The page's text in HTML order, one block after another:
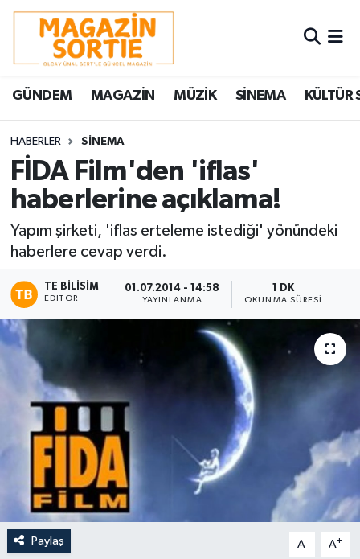
GÜNDEM MAGAZİN MÜZİK SİNEMA KÜLTÜR
HABERLER SİNEMA
FİDA Film'den 'iflas'
haberlerine açıklama!
Yapım şirketi, 'iflas erteleme istediği' yönündeki
haberlere cevap verdi.
TE BILISIM
EDITÖR
01.07.2014 - 14:58
YAYINLANMA
1 DK
OKUNMA SÜRESI
Paylaş A- A+
Nöbetçi Eczaneler
Hava Durumu
Trafik Durumu
Süper Lig Puan Durumu ve Fikstür
Tüm Manşetler